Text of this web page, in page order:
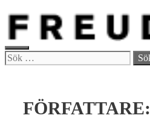
Hoppa
innehåll
MENY
Sök
FÖRFATTARE: